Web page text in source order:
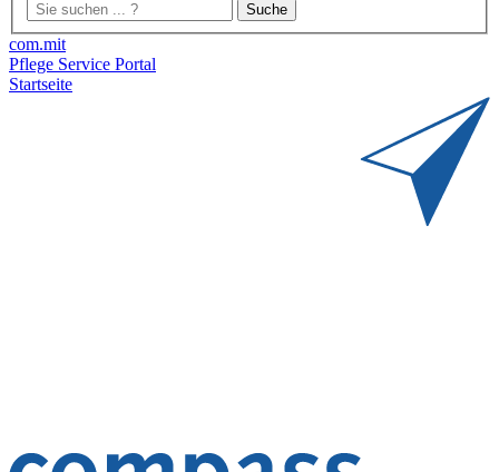
Suche
com.mit
Pflege Service Portal
Startseite